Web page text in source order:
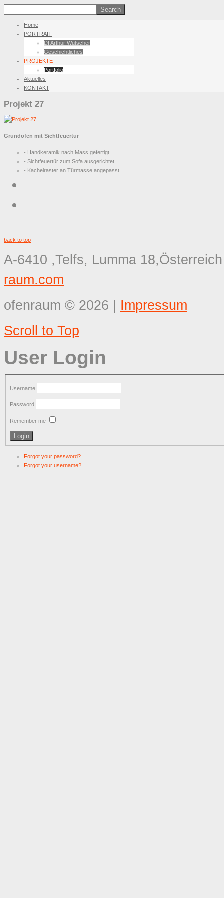
Home
PORTRAIT
DI Arthur Wutscher
Geschichtliches
PROJEKTE
Portfolio
Aktuelles
KONTAKT
Projekt 27
Grundofen mit Sichtfeuertür
- Handkeramik nach Mass gefertigt
- Sichtfeuertür zum Sofa ausgerichtet
- Kachelraster an Türmasse angepasst
back to top
A-6410 ,Telfs, Lumma 18,Österreich
raum.com
ofenraum © 2026
Impressum
Scroll to Top
User Login
Username
Password
Remember me
Forgot your password?
Forgot your username?